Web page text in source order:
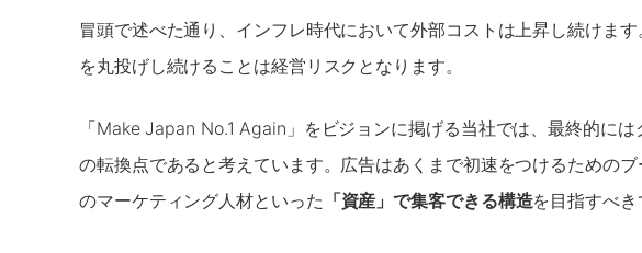
冒頭で述べた通り、インフレ時代において外部コストは上昇し続けま
を丸投げし続けることは経営リスクとなります。
「Make Japan No.1 Again」をビジョンに掲げる当社では、最終的に
の転換点であると考えています。広告はあくまで初速をつけるための
のマーケティング人材といった 「資産」で集客できる構造を目指すべき